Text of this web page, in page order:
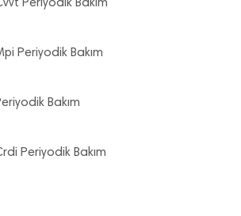
Periyodik Bakım
Periyodik Bakım
Bakım
Periyodik Bakım